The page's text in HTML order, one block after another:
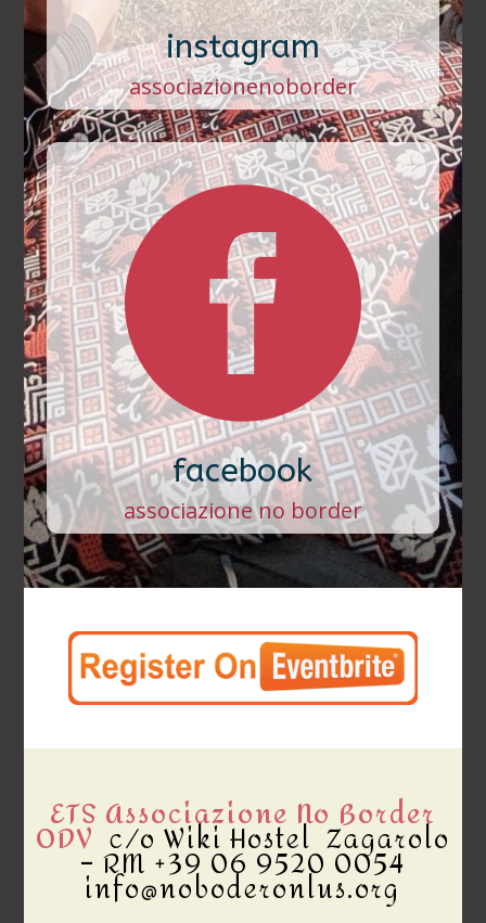
instagram
associazionenoborder

facebook
associazione no border
ETS Associazione No Border
ODV c/o Wiki Hostel Zagarolo
– RM +39 06 9520 0054
info@noboderonlus.org